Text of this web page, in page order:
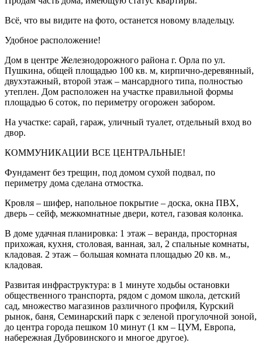
Всё, что вы видите на фото, останется новому владельцу.
Удобное расположение!
Дом в центре Железнодорожного района г. Орла по ул.
Пушкина, общей площадью 100 кв. м, кирпично-деревянный,
двухэтажный, второй этаж – мансардного типа, полностью
утеплен. Дом расположен на участке правильной формы
площадью 6 соток, по периметру огорожен забором.
На участке: сарай, гараж, уличный туалет, отдельный вход во
двор.
КОММУНИКАЦИИ ВСЕ ЦЕНТРАЛЬНЫЕ!
Фундамент без трещин, под домом сухой подвал, по
периметру дома сделана отмостка.
Кровля – шифер, напольное покрытие – доска, окна ПВХ,
дверь – сейф, межкомнатные двери, котел, газовая колонка.
В доме удачная планировка: 1 этаж – веранда, просторная
прихожая, кухня, столовая, ванная, зал, 2 спальные комнаты,
кладовая. 2 этаж – большая комната площадью 20 кв. м.,
кладовая.
Развитая инфраструктура: в 1 минуте ходьбы остановки
общественного транспорта, рядом с домом школа, детский
сад, множество магазинов различного профиля, Курский
рынок, баня, Семинарский парк с зеленой прогулочной зоной,
до центра города пешком 10 минут (1 км – ЦУМ, Европа,
набережная Дубровинского и многое другое).